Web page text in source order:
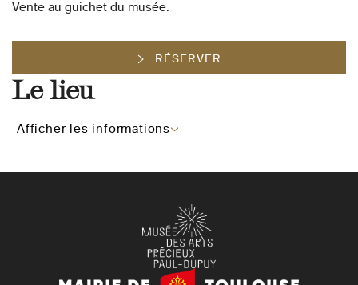
Vente au guichet du musée.
RÉSERVER
Le lieu
Afficher les informations
Mairie